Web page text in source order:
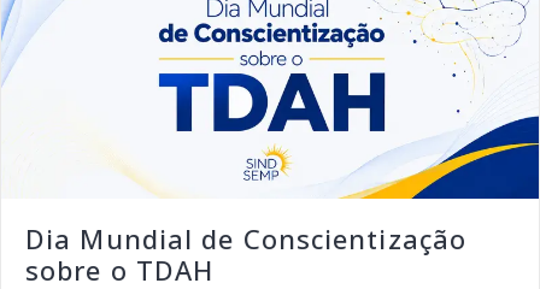
Dia Mundial de Conscientização
sobre o TDAH